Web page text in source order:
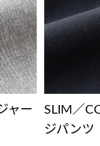
ャー
SLIM／
ジパン